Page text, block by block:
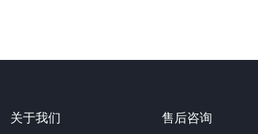
关于我们 售后咨询